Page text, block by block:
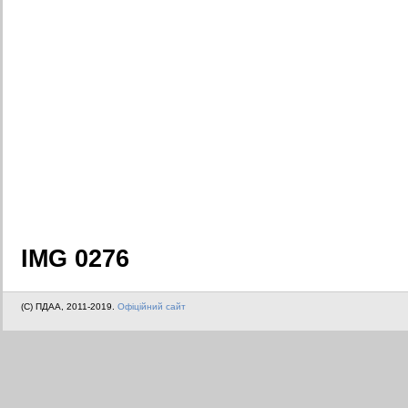
IMG 0276
(C) ПДАА, 2011-2019. Офіційний сайт